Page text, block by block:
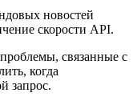
новостей
скорости API.
связанные с
когда
запрос.